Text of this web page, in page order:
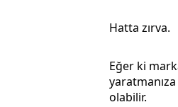
Hatta zırva.
Eğer ki
olabilir.